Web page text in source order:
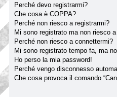
Perché devo registrarmi?
Che cosa è COPPA?
Perché non riesco a registrarmi?
Mi sono registrato ma non riesco
Perché non riesco a connettermi?
Mi sono registrato tempo fa, ma
Ho perso la mia password!
Perché vengo disconnesso
Che cosa provoca il comando